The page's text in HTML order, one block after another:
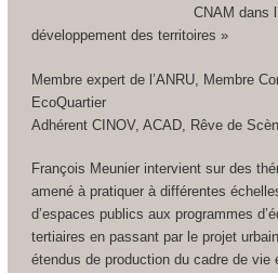
CNAM dans
développement des territoires »
Membre expert de l’ANRU, Membre
EcoQuartier
Adhérent CINOV, ACAD, Rêve de
François Meunier intervient sur des
amené à pratiquer à différentes
d’espaces publics aux programmes
tertiaires en passant par le projet
étendus de production du cadre de